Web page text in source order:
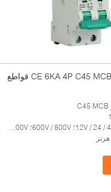
CE 6KA 4P C45 MCB Miniature AC قواطع